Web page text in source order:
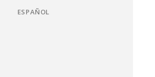
ESPAÑOL